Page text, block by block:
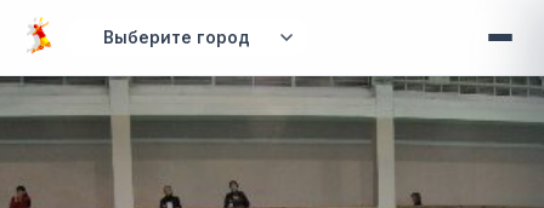
Перейти к основному содержанию
Вы здесь